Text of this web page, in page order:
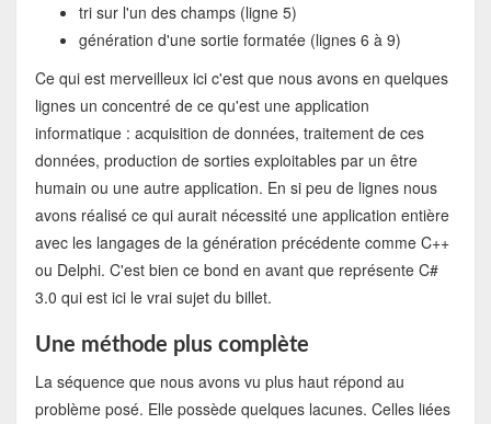
tri sur l'un des champs (ligne 5)
génération d'une sortie formatée (lignes 6 à 9)
Ce qui est merveilleux ici c'est que nous avons en quelques
lignes un concentré de ce qu'est une application
informatique : acquisition de données, traitement de ces
données, production de sorties exploitables par un être
humain ou une autre application. En si peu de lignes nous
avons réalisé ce qui aurait nécessité une application entière
avec les langages de la génération précédente comme C++
ou Delphi. C'est bien ce bond en avant que représente C#
3.0 qui est ici le vrai sujet du billet.
Une méthode plus complète
La séquence que nous avons vu plus haut répond au
problème posé. Elle possède quelques lacunes. Celles liées